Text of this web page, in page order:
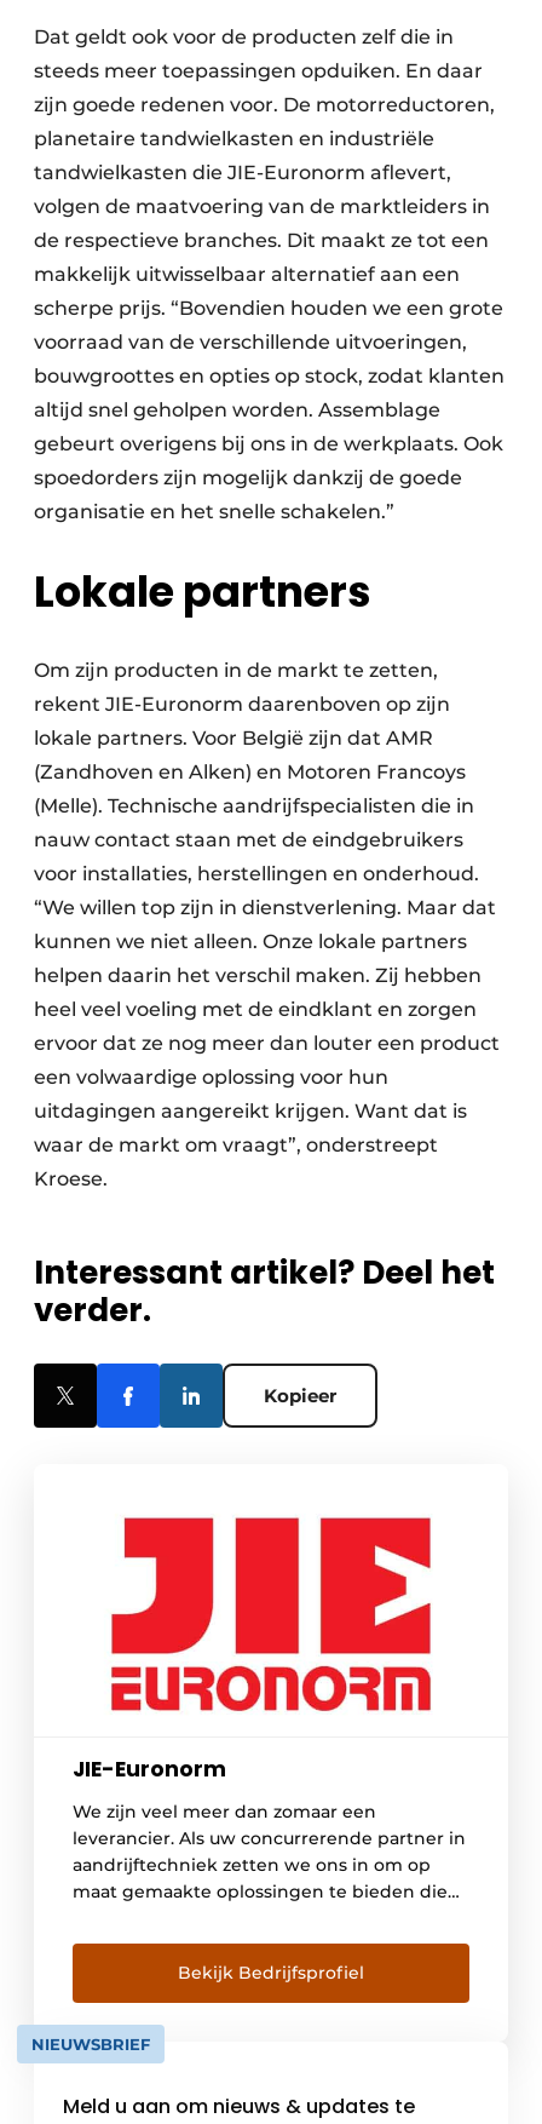
Dat geldt ook voor de producten zelf die in
steeds meer toepassingen opduiken. En daar
zijn goede redenen voor. De motorreductoren,
planetaire tandwielkasten en industriële
tandwielkasten die JIE-Euronorm aflevert,
volgen de maatvoering van de marktleiders in
de respectieve branches. Dit maakt ze tot een
makkelijk uitwisselbaar alternatief aan een
scherpe prijs. “Bovendien houden we een grote
voorraad van de verschillende uitvoeringen,
bouwgroottes en opties op stock, zodat klanten
altijd snel geholpen worden. Assemblage
gebeurt overigens bij ons in de werkplaats. Ook
spoedorders zijn mogelijk dankzij de goede
organisatie en het snelle schakelen.”
Lokale partners
Om zijn producten in de markt te zetten,
rekent JIE-Euronorm daarenboven op zijn
lokale partners. Voor België zijn dat AMR
(Zandhoven en Alken) en Motoren Francoys
(Melle). Technische aandrijfspecialisten die in
nauw contact staan met de eindgebruikers
voor installaties, herstellingen en onderhoud.
“We willen top zijn in dienstverlening. Maar dat
kunnen we niet alleen. Onze lokale partners
helpen daarin het verschil maken. Zij hebben
heel veel voeling met de eindklant en zorgen
ervoor dat ze nog meer dan louter een product
een volwaardige oplossing voor hun
uitdagingen aangereikt krijgen. Want dat is
waar de markt om vraagt”, onderstreept
Kroese.
Interessant artikel? Deel het
verder.
Kopieer
JIE-Euronorm
We zijn veel meer dan zomaar een
leverancier. Als uw concurrerende partner in
aandrijftechniek zetten we ons in om op
maat gemaakte oplossingen te bieden die
focus op kwaliteit, innovatie en
kostenefficiëntie staan we aan uw zijde als
een betrouwbare partner. We helpen u om
uitdagingen aan te gaan […]
Bekijk Bedrijfsprofiel
NIEUWSBRIEF
Meld u aan om nieuws & updates te